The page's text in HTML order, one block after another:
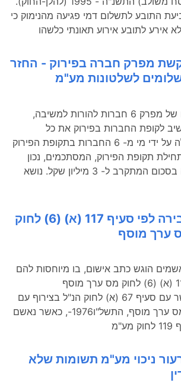
התובע לתשלום דמי פגיעה מהנימוק כי
מפרק חברה בפירוק - החזר
לשלטונות מע"מ
החלטה זוהי בקשתו של מפרק 6 חברות להורות למשיבה,
לקופת החברות בפירוק את כל
הסכומים ששולמו לה על ידי מי מ- 6 החברות בתקופת הפירוק
תחילת תקופת הפירוק, המסתכמים, נכון
ליום הגשת הבקשה בסכום המתקרב ל- 3 מיליון שקל. נושא
עבירה לפי סעיף 117 (א) (6) לחוק
ערך מוסף
הנאשמים הוגש כתב אישום, בו מיוחסות להם
עבירה לפי סעיף 117 (א) (6) לחוק מס ערך מוסף
התשל"ו1975- בקשר עם סעיף 67 (א) לחוק הנ"ל בצירוף עם
תקנה 20 לתקנות מס ערך מוסף, התשל"ו1976-, כאשר נאשם
ניכוי מע"מ תשומות שלא